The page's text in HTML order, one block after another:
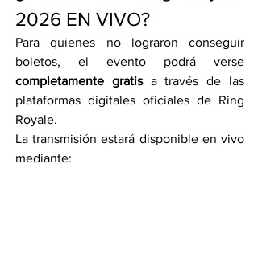
2026 EN VIVO?
Para quienes no lograron conseguir
completamente gratis a través de las
plataformas digitales oficiales de Ring
Royale.
La transmisión estará disponible en vivo
mediante: